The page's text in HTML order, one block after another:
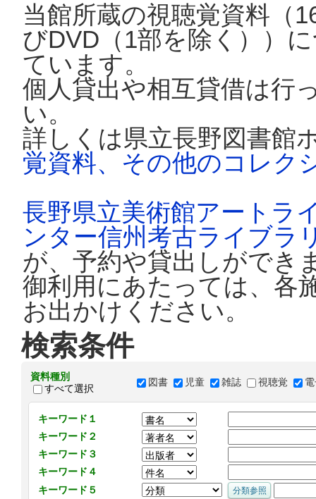
当館所蔵の視聴覚資料（
びDVD（1部を除く））
ています。
個人貸出や相互貸借は行
い。
詳しくは県立長野図書館
覚資料、その他のコレク
長野県立美術館アートラ
ンター信州考古ライブラ
が、予約や貸出しができ
御利用にあたっては、各
お出かけください。
検索条件
資料種別
すべて選択
図書 児童 雑誌 視聴覚
キーワード１
キーワード２
キーワード３
キーワード４
キーワード５